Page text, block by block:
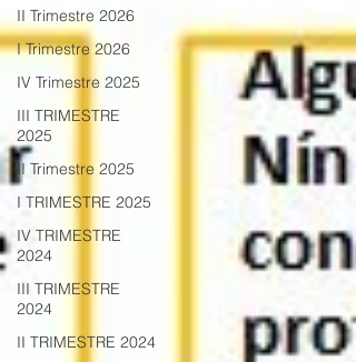
II Trimestre 2026
I Trimestre 2026
IV Trimestre 2025
III TRIMESTRE
2025
II Trimestre 2025
I TRIMESTRE 2025
IV TRIMESTRE
2024
III TRIMESTRE
2024
II TRIMESTRE 2024